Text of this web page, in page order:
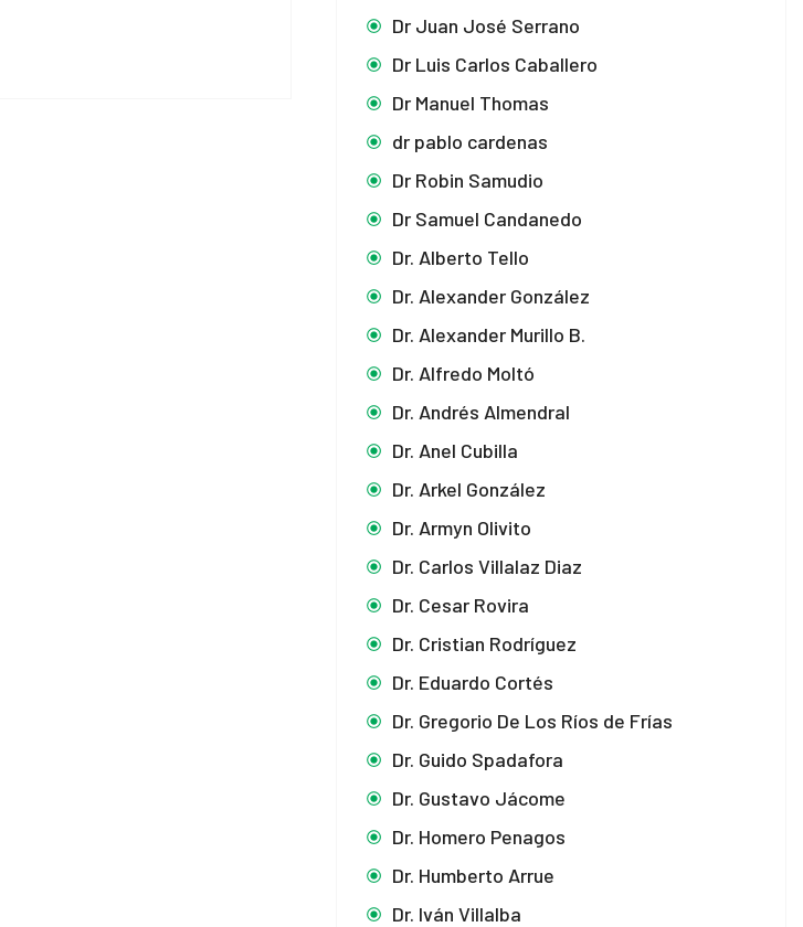
Dr Juan José Serrano
Dr Luis Carlos Caballero
Dr Manuel Thomas
dr pablo cardenas
Dr Robin Samudio
Dr Samuel Candanedo
Dr. Alberto Tello
Dr. Alexander González
Dr. Alexander Murillo B.
Dr. Alfredo Moltó
Dr. Andrés Almendral
Dr. Anel Cubilla
Dr. Arkel González
Dr. Armyn Olivito
Dr. Carlos Villalaz Diaz
Dr. Cesar Rovira
Dr. Cristian Rodríguez
Dr. Eduardo Cortés
Dr. Gregorio De Los Ríos de Frías
Dr. Guido Spadafora
Dr. Gustavo Jácome
Dr. Homero Penagos
Dr. Humberto Arrue
Dr. Iván Villalba